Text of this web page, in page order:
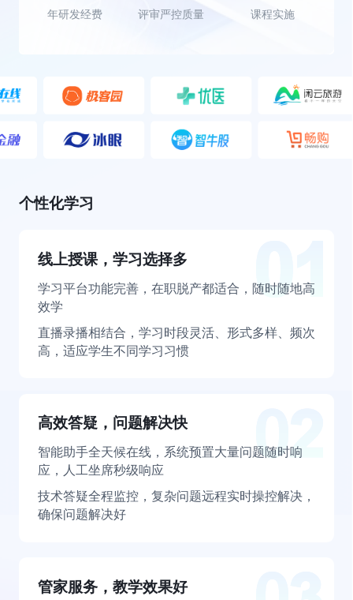
年研发经费 评审严控质量 课程实施
个性化学习
线上授课，学习选择多
学习平台功能完善，在职脱产都适合，随时随地高
效学
直播录播相结合，学习时段灵活、形式多样、频次
高，适应学生不同学习习惯
高效答疑，问题解决快
智能助手全天候在线，系统预置大量问题随时响
应，人工坐席秒级响应
技术答疑全程监控，复杂问题远程实时操控解决，
确保问题解决好
管家服务，教学效果好